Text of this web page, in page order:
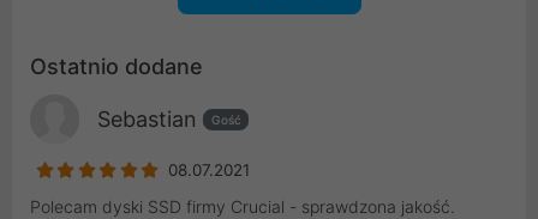
Ostatnio dodane
Sebastian Gość
08.07.2021
Polecam dyski SSD firmy Crucial - sprawdzona jakość.